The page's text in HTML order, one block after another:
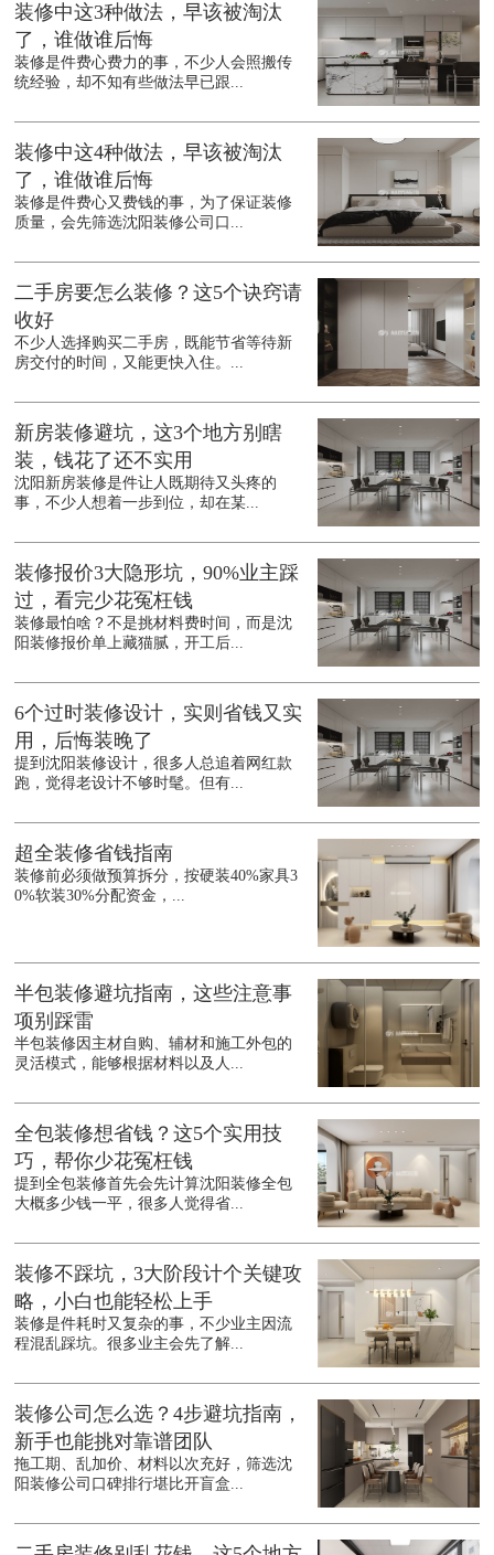
装修中这3种做法，早该被淘汰
了，谁做谁后悔
装修是件费心费力的事，不少人会照搬传
统经验，却不知有些做法早已跟...
装修中这4种做法，早该被淘汰
了，谁做谁后悔
装修是件费心又费钱的事，为了保证装修
质量，会先筛选沈阳装修公司口...
二手房要怎么装修？这5个诀窍请
收好
不少人选择购买二手房，既能节省等待新
房交付的时间，又能更快入住。...
新房装修避坑，这3个地方别瞎
装，钱花了还不实用
沈阳新房装修是件让人既期待又头疼的
事，不少人想着一步到位，却在某...
装修报价3大隐形坑，90%业主踩
过，看完少花冤枉钱
装修最怕啥？不是挑材料费时间，而是沈
阳装修报价单上藏猫腻，开工后...
6个过时装修设计，实则省钱又实
用，后悔装晚了
提到沈阳装修设计，很多人总追着网红款
跑，觉得老设计不够时髦。但有...
超全装修省钱指南
装修前必须做预算拆分，按硬装40%家具3
0%软装30%分配资金，...
半包装修避坑指南，这些注意事
项别踩雷
半包装修因主材自购、辅材和施工外包的
灵活模式，能够根据材料以及人...
全包装修想省钱？这5个实用技
巧，帮你少花冤枉钱
提到全包装修首先会先计算沈阳装修全包
大概多少钱一平，很多人觉得省...
装修不踩坑，3大阶段计个关键攻
略，小白也能轻松上手
装修是件耗时又复杂的事，不少业主因流
程混乱踩坑。很多业主会先了解...
装修公司怎么选？4步避坑指南，
新手也能挑对靠谱团队
拖工期、乱加价、材料以次充好，筛选沈
阳装修公司口碑排行堪比开盲盒...